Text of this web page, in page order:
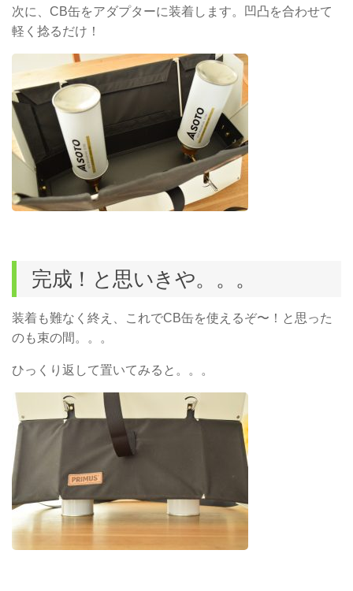
次に、CB缶をアダプターに装着します。凹凸を合わせて
軽く捻るだけ！
完成！と思いきや。。。
装着も難なく終え、これでCB缶を使えるぞ〜！と思った
のも束の間。。。
ひっくり返して置いてみると。。。